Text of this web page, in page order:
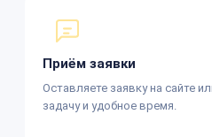
Приём заявки
Оставляете заявку на сайте
задачу и удобное время.